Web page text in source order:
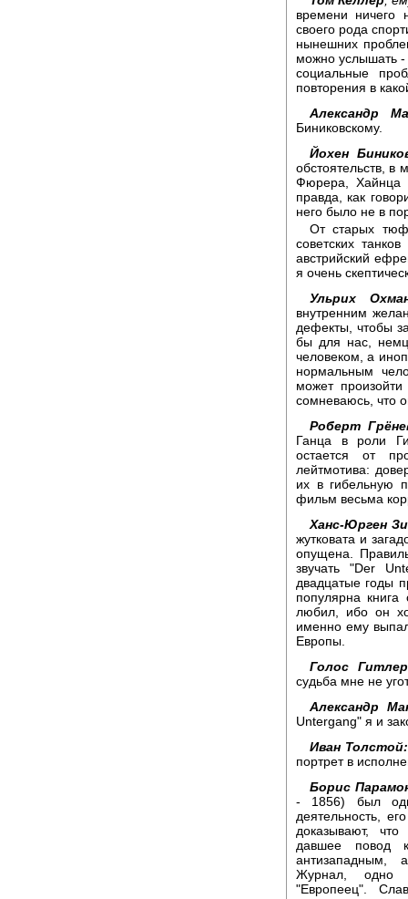
времени ничего
своего рода
нынешних
можно услышать -
социальные
повторения в
Александр
Биниковскому.
Йохен
обстоятельств,
Фюрера, Хайнца
правда, как
него было не в
От старых
советских
австрийский
я очень
Ульрих
внутренним
дефекты, чтобы
бы для нас,
человеком, а
нормальным
может
сомневаюсь, что
Роберт
Ганца в роли
остается от
лейтмотива:
их в гибельную
фильм весьма
Ханс-Юрген
жутковата и
опущена.
звучать "Der
двадцатые годы
популярна
любил, ибо он
именно ему
Европы.
Голос
судьба мне не
Александр
Untergang" я и
Иван Толстой:
портрет в
Борис
- 1856) был
деятельность,
доказывают,
давшее повод
антизападным,
Журнал, одно
"Европеец".